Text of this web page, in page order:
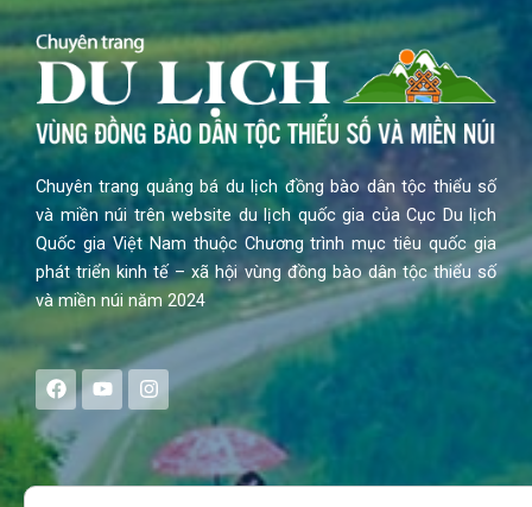
Chuyên trang quảng bá du lịch đồng bào dân tộc thiểu số
và miền núi trên website du lịch quốc gia của Cục Du lịch
Quốc gia Việt Nam thuộc Chương trình mục tiêu quốc gia
phát triển kinh tế – xã hội vùng đồng bào dân tộc thiểu số
và miền núi năm 2024
F
a
c
e
b
o
Y
o
u
t
u
b
I
n
s
a
g
Search